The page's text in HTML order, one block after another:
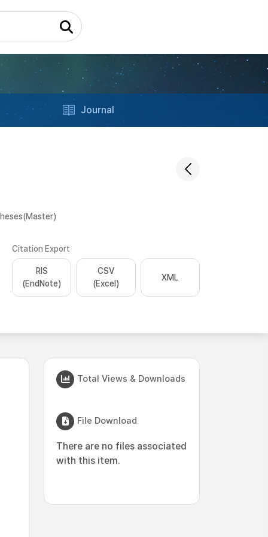
Journal
Citation Export
RIS
(EndNote)
CSV
(Excel)
XML
Total Views & Downloads
File Download
There are no files associated
with this item.